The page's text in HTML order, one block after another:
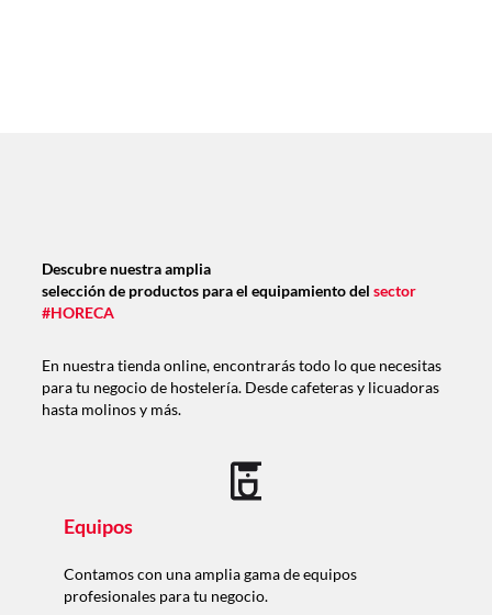
Descubre nuestra amplia
selección de productos para el equipamiento del sector
#HORECA
En nuestra tienda online, encontrarás todo lo que necesitas
para tu negocio de hostelería. Desde cafeteras y licuadoras
hasta molinos y más.
Equipos
Contamos con una amplia gama de equipos
profesionales para tu negocio.